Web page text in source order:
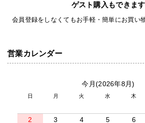
ゲスト購入もできます
会員登録をしなくてもお手軽・簡単にお買い
営業カレンダー
今月(2026年8月)
日 月 火 水 木
2
3 4 5 6